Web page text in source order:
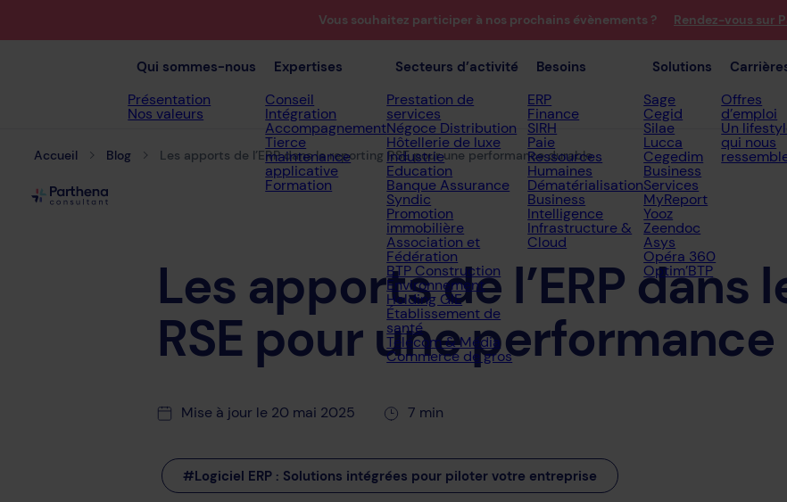
Qui sommes-nous
Présentation
Nos valeurs
Expertises
Conseil
Intégration
Accompagnement
Tierce
maintenance
applicative
Formation
Secteurs d’activité
Prestation de
services
Négoce Distribution
Hôtellerie de luxe
Industrie
Education
Banque Assurance
Syndic
Promotion
immobilière
Association et
Fédération
BTP Construction
Environnement
Holding GIE
Établissement de
santé
Télécom & Média
Commerce de gros
Besoins
ERP
Finance
SIRH
Paie
Ressources
Humaines
Dématérialisation
Business
Intelligence
Infrastructure &
Cloud
Solutions
Sage
Cegid
Silae
Lucca
Cegedim
Business
Services
MyReport
Yooz
Zeendoc
Asys
Opéra 360
Optim’BTP
Offres
d’emploi
Un
qui nous
Vous souhaitez participer à nos prochains évènements ? Rendez-vous sur
Les apports de l’ERP dans le reporting RSE pour une performance durable
Accueil Blog
Les apportsde l’ERP dans
RSE pour uneperformance
Mise à jour le 20 mai 2025 7 min
#Logiciel ERP : Solutions intégrées pour piloter votre entreprise